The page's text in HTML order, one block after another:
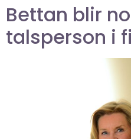
Bettan blir
talsperson i